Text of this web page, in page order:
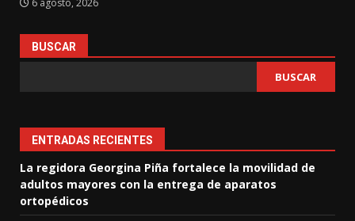
6 agosto, 2026
BUSCAR
BUSCAR
ENTRADAS RECIENTES
La regidora Georgina Piña fortalece la movilidad de
adultos mayores con la entrega de aparatos
ortopédicos